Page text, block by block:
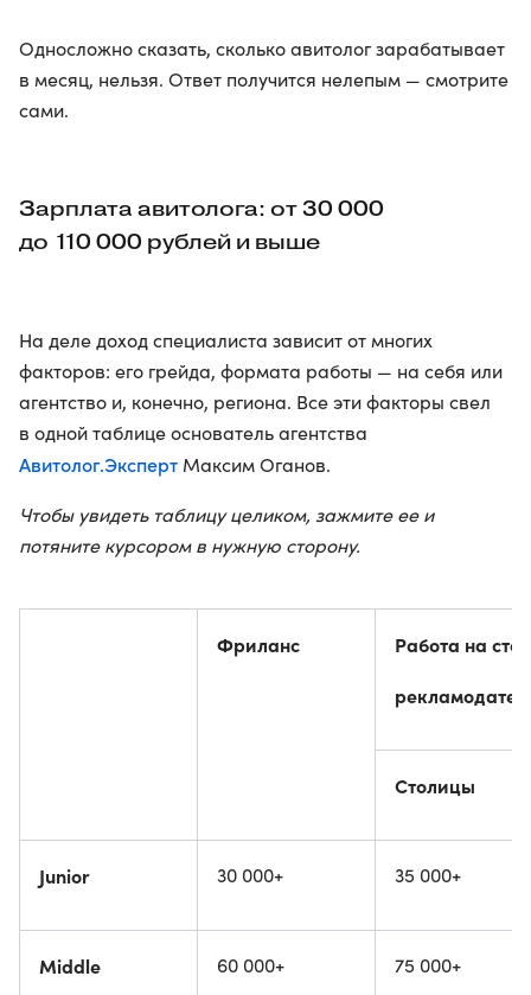
Односложно сказать, сколько авитолог зарабатывает
в месяц, нельзя. Ответ получится нелепым — смотрите
сами.
Зарплата авитолога: от 30 000
до 110 000 рублей и выше
На деле доход специалиста зависит от многих
факторов: его грейда, формата работы — на себя или
агентство и, конечно, региона. Все эти факторы свел
в одной таблице основатель агентства
Авитолог.Эксперт Максим Оганов.
Чтобы увидеть таблицу целиком, зажмите ее и
потяните курсором в нужную сторону.
Фриланс
Работа на
Столицы
Junior 30 000+ 35 000+
Middle 60 000+ 75 000+